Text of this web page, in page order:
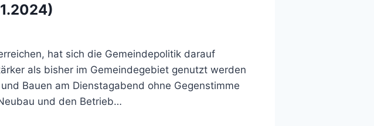
hat sich die Gemeindepolitik darauf
als bisher im Gemeindegebiet genutzt werden
Bauen am Dienstagabend ohne Gegenstimme
und den Betrieb…